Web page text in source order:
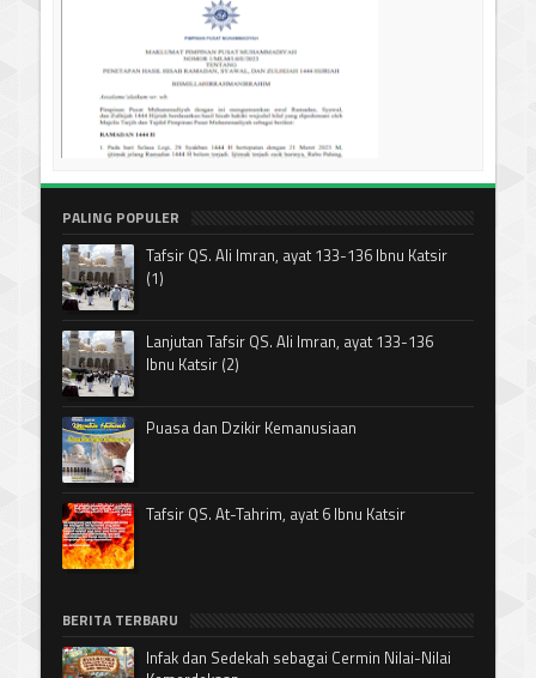
PALING POPULER
Tafsir QS. Ali Imran, ayat 133-136 Ibnu Katsir
(1)
Lanjutan Tafsir QS. Ali Imran, ayat 133-136
Ibnu Katsir (2)
Puasa dan Dzikir Kemanusiaan
Tafsir QS. At-Tahrim, ayat 6 Ibnu Katsir
BERITA TERBARU
Infak dan Sedekah sebagai Cermin Nilai-Nilai